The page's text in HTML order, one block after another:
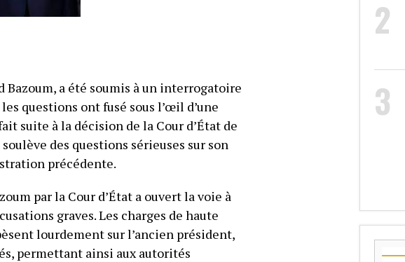
Bazoum, a été soumis à un interrogatoire
questions ont fusé sous l’œil d’une
suite à la décision de la Cour d’État de
des questions sérieuses sur son
précédente.
par la Cour d’État a ouvert la voie à
graves. Les charges de haute
lourdement sur l’ancien président,
permettant ainsi aux autorités